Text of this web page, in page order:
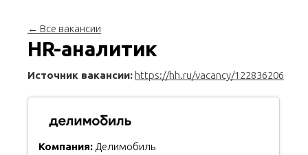
← Все вакансии
HR-аналитик
Источник вакансии: https://hh.ru/vacancy/122836206
Компания: Делимобиль